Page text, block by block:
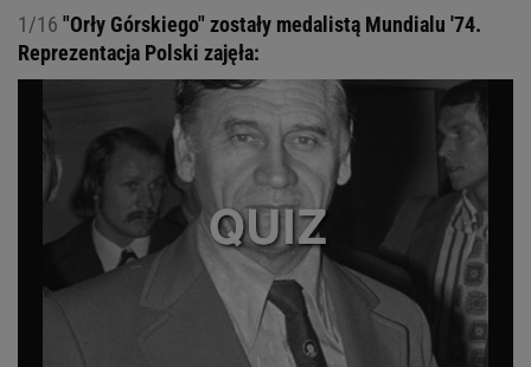
1/16 "Orły Górskiego" zostały medalistą Mundialu '74.
Reprezentacja Polski zajęła: